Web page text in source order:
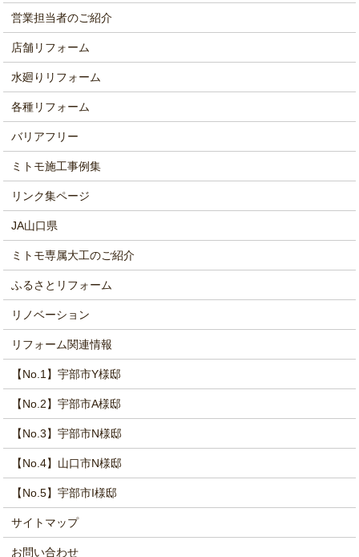
営業担当者のご紹介
店舗リフォーム
水廻りリフォーム
各種リフォーム
バリアフリー
ミトモ施工事例集
リンク集ページ
JA山口県
ミトモ専属大工のご紹介
ふるさとリフォーム
リノベーション
リフォーム関連情報
【No.1】宇部市Y様邸
【No.2】宇部市A様邸
【No.3】宇部市N様邸
【No.4】山口市N様邸
【No.5】宇部市I様邸
サイトマップ
お問い合わせ